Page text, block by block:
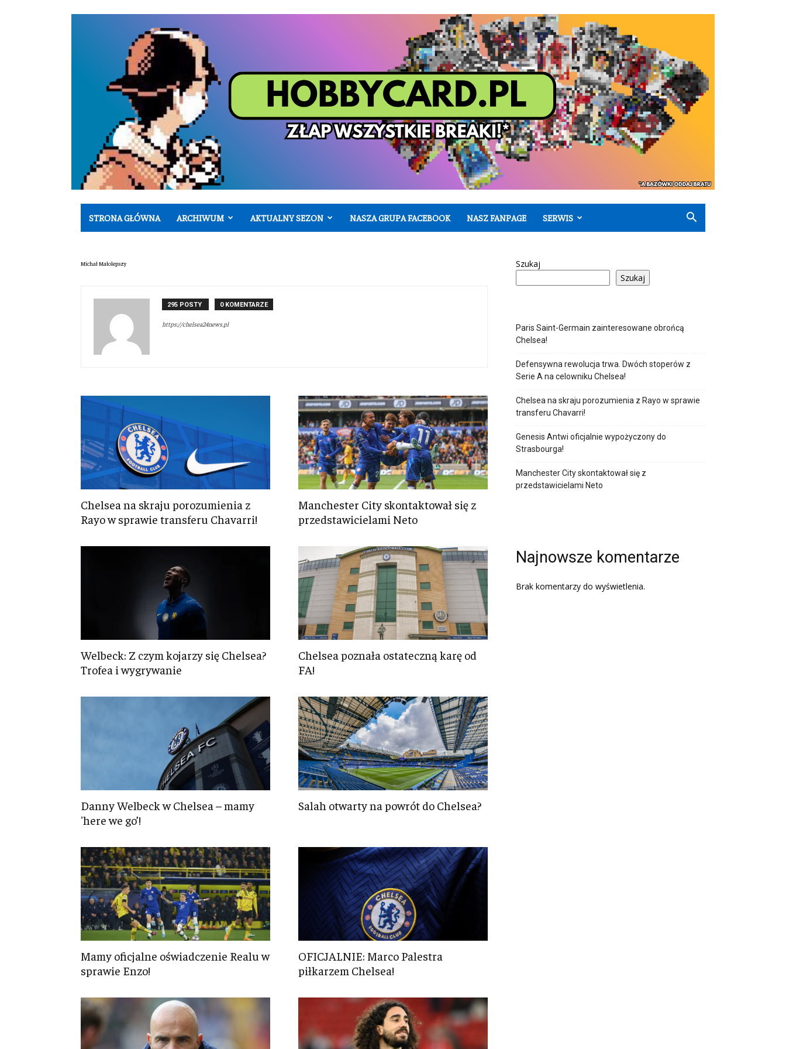
STRONA GŁÓWNA ARCHIWUM AKTUALNY SEZON NASZA GRUPA FACEBOOK NASZ FANPAGE SERWIS
Michał Małolepszy
295 POSTY 0 KOMENTARZE
https://chelsea24news.pl
Chelsea na skraju porozumienia z
Rayo w sprawie transferu Chavarri!
Manchester City skontaktował się z
przedstawicielami Neto
Welbeck: Z czym kojarzy się Chelsea?
Trofea i wygrywanie
Chelsea poznała ostateczną karę od
FA!
Danny Welbeck w Chelsea – mamy
'here we go’!
Salah otwarty na powrót do Chelsea?
Mamy oficjalne oświadczenie Realu w
sprawie Enzo!
OFICJALNIE: Marco Palestra
piłkarzem Chelsea!
Szukaj
Szukaj
Paris Saint-Germain zainteresowane obrońcą
Chelsea!
Defensywna rewolucja trwa. Dwóch stoperów z
Serie A na celowniku Chelsea!
Chelsea na skraju porozumienia z Rayo w sprawie
transferu Chavarri!
Genesis Antwi oficjalnie wypożyczony do
Strasbourga!
Manchester City skontaktował się z
przedstawicielami Neto
Najnowsze komentarze
Brak komentarzy do wyświetlenia.